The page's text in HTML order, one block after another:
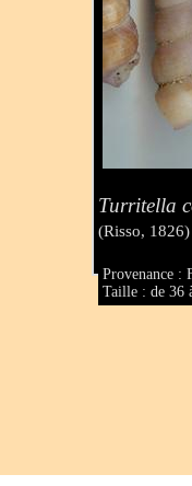
Turritella
(Risso, 1826)
Provenance :
Taille : de 36